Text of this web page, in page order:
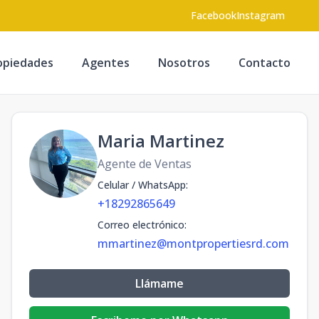
FacebookInstagram
Agentes Nosotros Contacto
Maria Martinez
Agente de Ventas
Celular / WhatsApp:
+18292865649
Correo electrónico:
mmartinez@montpropertiesrd.com
Llámame